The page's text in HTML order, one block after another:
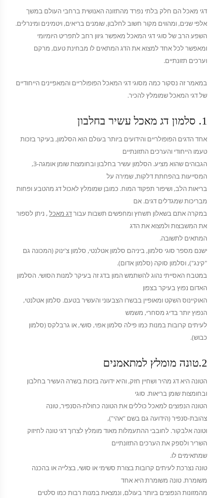
דגי מאכל הם חלק בלתי נפרד מהתזונה האנושית ברחבי העולם במשך
אלפי שנים, ומהווים מקור חשוב לחלבון, שומנים בריאים, ויטמינים ומינרלים.
השפע הרב של סוגי דגי המאכל מאפשר גיוון רחב לתפריט היומיומי
ומאפשר לכל אחד למצוא את הדג המתאים לו מבחינת טעם, מרקם
וערכים תזונתיים.
במאמר זה נסקור כמה מסוגי דגי המאכל הפופולריים והמאפיינים הייחודיים
של דגי המאכל שמומלץ להכיר.
1. סלמון דג מאכל עשיר בחלבון
אחד הדגים הפופולריים והידועים ביותר בעולם הוא הסלמון, בעיקר בזכות
טעמו הייחודי והערכים התזונתיים
הגבוהים שהוא מציע. הסלמון עשיר בחלבון ובחומצות שומן אומגה-3,
המסייעות בהפחתת דלקות, שמירה על
בריאות הלב, ושיפור תפקוד המוח. כמובן שמומלץ לאכול דג מהטבע ופחות
מבריכות שמגדלים דגים. אם
במקרה אתם בשאלון תשחץ ומחפשים תשבות עבורדג מאכל, ניתן לספור
את המשבצות ולמצוא את הדג
המתאים לתשובה.
ישנם מספר סוגי סלמון, ביניהם סלמון אטלנטי, סלמון צ'ינוק (המכונה גם
"קינג"), וסלמון סוקה (סלמון אדום).
במטבח האסייתי נהוג להשתמש המון בדג זה בעיקר למנות הסושי. הסלמון
האדום נפוץ בעיקר בצפון
האוקיינוס השקט ומאופיין בבשרו הצבעוני והעשיר בטעם. סלמון אטלנטי,
הנפוץ יותר בדיג מסחרי, משמש
לעיתים קרובות במנות כמו פילה סלמון אפוי, סושי, או גרבלקס (סלמון
כבוש).
2.טונה מומלץ למתאמנים
הטונה היא דג מהיר ושחיין חזק, והיא ידועה בזכות בשרה העשיר בחלבון
ובחומצות שומן בריאות. סוגי
הטונה הנפוצים למאכל כוללים את הטונה כחולת-הסנפיר, טונה
צהובת-סנפיר (הידועה גם בשם "אהי"),
וטונה אלבקור. לחובבי ההתעמלות מאוד מומלץ לצרוך דגי טונה לחיזוק
השריר ולספק את הערכים התזונתיים
שמתאימים לו.
טונה נצרכת לעיתים קרובות בצורת סשימי או סושי, בצלייה או בהכנה
משומרת. טונה משומרת היא אחד
מהמזונות הנפוצים ביותר בעולם, ונמצאת במנות רבות כמו סלטים